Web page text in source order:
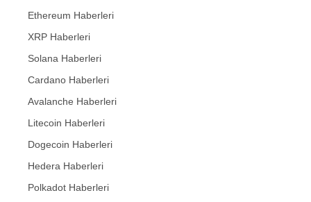
Ethereum Haberleri
XRP Haberleri
Solana Haberleri
Cardano Haberleri
Avalanche Haberleri
Litecoin Haberleri
Dogecoin Haberleri
Hedera Haberleri
Polkadot Haberleri